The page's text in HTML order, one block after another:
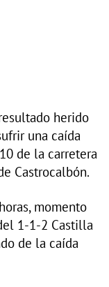
herido
una caída
de la carretera
Castrocalbón.
momento
1-1-2 Castilla
de la caída